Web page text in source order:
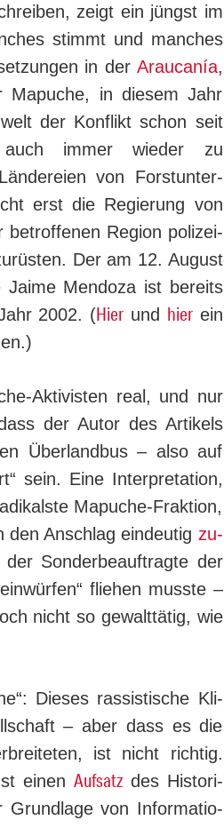
zeigt ein jüngst im
stimmt und man­ches
in der Arau­canía,
Mapuche, in diesem Jahr
der Konflikt schon seit
immer wieder zu
von Forst­un­ter­
erst die Regierung von
betroffenen Region po­li­zei­
Der am 12. Au­gust
Mendoza ist be­reits
2002. (Hier und hierein
Aktivisten real, und nur
der Autor des Artikels
Überlandbus – also auf
sein. Eine Interpretation,
Mapuche-Fraktion,
Anschlag eindeutig zu­
Sonderbeauftragte der
fliehen musste –
nicht so gewalttätig, wie
Dieses rassistische Kli­
– aber dass es die
ist nicht richtig.
einen Aufsatzdes His­to­ri­
Grundlage von In­for­ma­tio­